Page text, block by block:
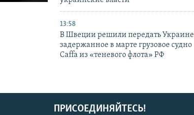
13:58
В Швеции решили передать Украине
задержанное в марте грузовое судно
Caffa из «теневого флота» РФ
ПРИСОЕДИНЯЙТЕСЬ!